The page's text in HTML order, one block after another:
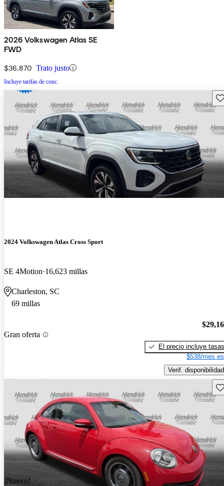
2026 Volkswagen Atlas SE
FWD
$36,870 Trato justo
Incluye tarifas de conc.
2024 Volkswagen Atlas Cross Sport
SE 4Motion 16,623 millas
Charleston, SC
69 millas
Gran oferta
El precio incluye tasas
$538/mes
Verif. disponibilidad
¡Nuevo!